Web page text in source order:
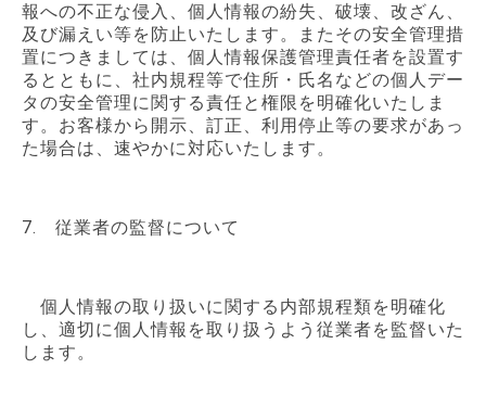
報への不正な侵入、個人情報の紛失、破壊、改ざん、
及び漏えい等を防止いたします。またその安全管理措
置につきましては、個人情報保護管理責任者を設置す
るとともに、社内規程等で住所・氏名などの個人デー
タの安全管理に関する責任と権限を明確化いたしま
す。お客様から開示、訂正、利用停止等の要求があっ
た場合は、速やかに対応いたします。
7. 従業者の監督について
個人情報の取り扱いに関する内部規程類を明確化
し、適切に個人情報を取り扱うよう従業者を監督いた
します。